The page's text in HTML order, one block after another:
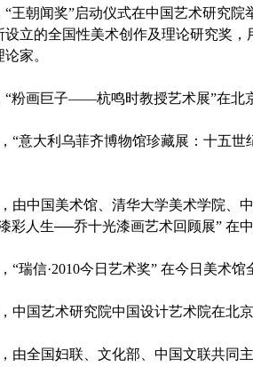
“王朝闻奖”启动仪式在中国艺术研究
设立的全国性美术创作及理论研究奖
家。
“粉画巨子——杭鸣时教授艺术展”在北
，“意大利乌菲齐博物馆珍藏展：十五
，由中国美术馆、清华大学美术学院、
彩人生──乔十光漆画艺术回顾展” 在中
，“瑞信·2010今日艺术奖” 在今日美术馆
，中国艺术研究院中国设计艺术院在北京
，由全国妇联、文化部、中国文联共同